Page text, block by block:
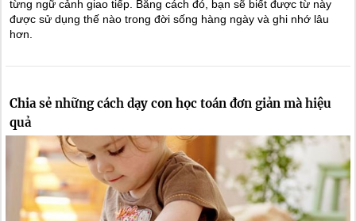
từng ngữ cảnh giao tiếp. Bằng cách đó, bạn sẽ biết được từ này
được sử dụng thế nào trong đời sống hàng ngày và ghi nhớ lâu
hơn.
Chia sẻ những cách dạy con học toán đơn giản mà hiệu
quả